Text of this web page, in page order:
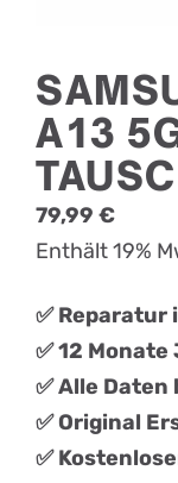
A13
79,99 €
Enthält 19%
✅
✅ 12
✅ Alle
✅Original
✅